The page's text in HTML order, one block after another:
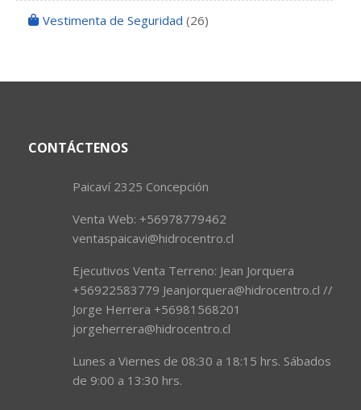
Vestimenta de Seguridad (26)
CONTÁCTENOS
Paicaví 2325 Concepción
Venta Web: +56978779462
ventaspaicavi@hidrocentro.cl
Ejecutivos Venta Terreno: Jean Jorquera
+56922583779 Jeanjorquera@hidrocentro.cl //
Jorge Herrera +56981568201
jorgeherrera@hidrocentro.cl
Lunes a Viernes de 08:30 a 18:15 hrs. Sábados
de 9:00 a 13:30 hrs.